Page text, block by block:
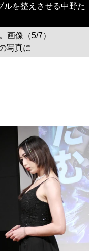
ルを整えさせる中野た
画像（5/7）
写真に